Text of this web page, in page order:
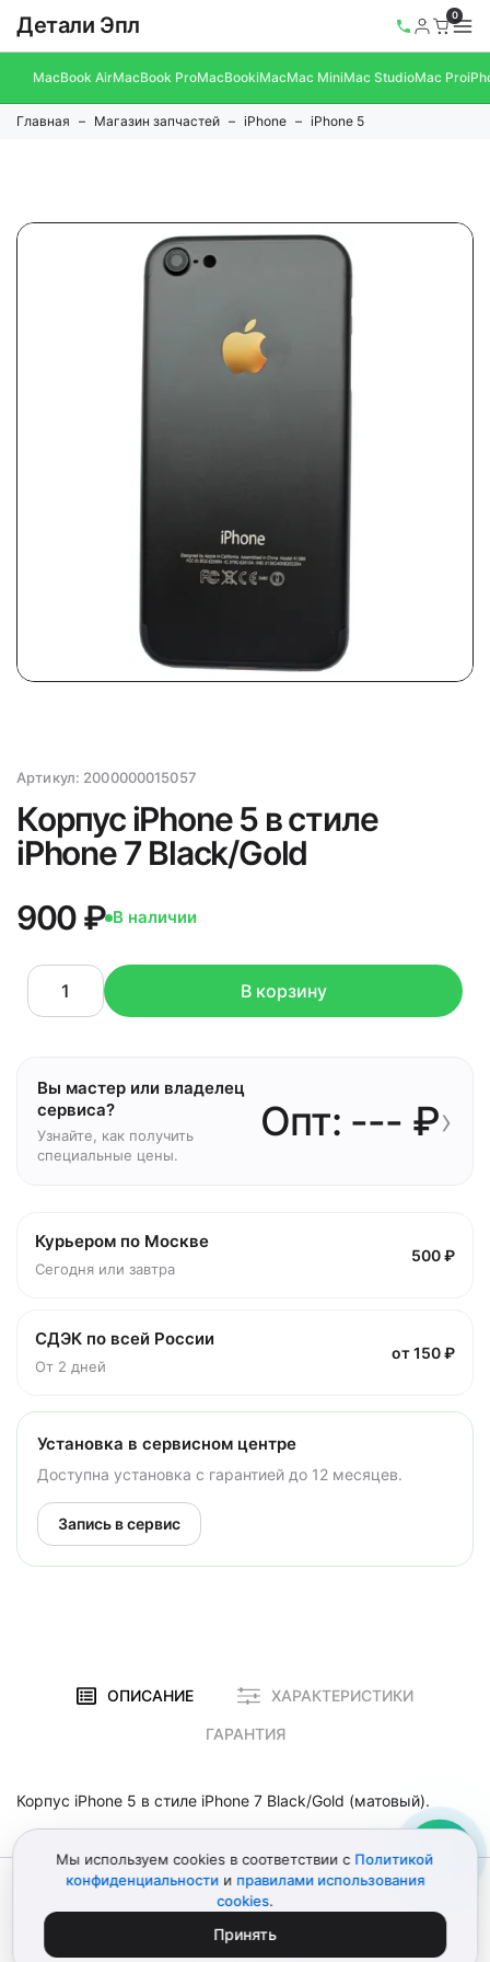
Детали Эпл 0
MacBook AirMacBook ProMacBookiMacMac MiniMac StudioMac Pro
Главная Магазин запчастей iPhone iPhone 5
Артикул: 2000000015057
Корпус iPhone 5 в стиле
iPhone 7 Black/Gold
900 ₽ В наличии
В корзину
Вы мастер или владелец
сервиса?
Узнайте, как получить
специальные цены.
Опт: --- ₽›
Курьером по Москве
Сегодня или завтра
500 ₽
СДЭК по всей России
От 2 дней
от 150 ₽
Установка в сервисном центре
Доступна установка с гарантией до 12 месяцев.
Запись в сервис
ОПИСАНИЕ ХАРАКТЕРИСТИКИ
ГАРАНТИЯ
Корпус iPhone 5 в стиле iPhone 7 Black/Gold (матовый).
© 2012–2026 Детали Эпл
Политика конфиденциальности
Пользовательское соглашение
ИП Поликарпов Д.В. • ИНН 772151303741
Мы используем cookies в соответствии с Политикой
конфиденциальности и правилами использования
cookies.
Принять